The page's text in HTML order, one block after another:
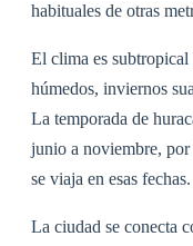
habituales de otras
El clima es
húmedos, inviernos
La temporada de
junio a noviembre,
se viaja en esas fechas.
La ciudad se conecta